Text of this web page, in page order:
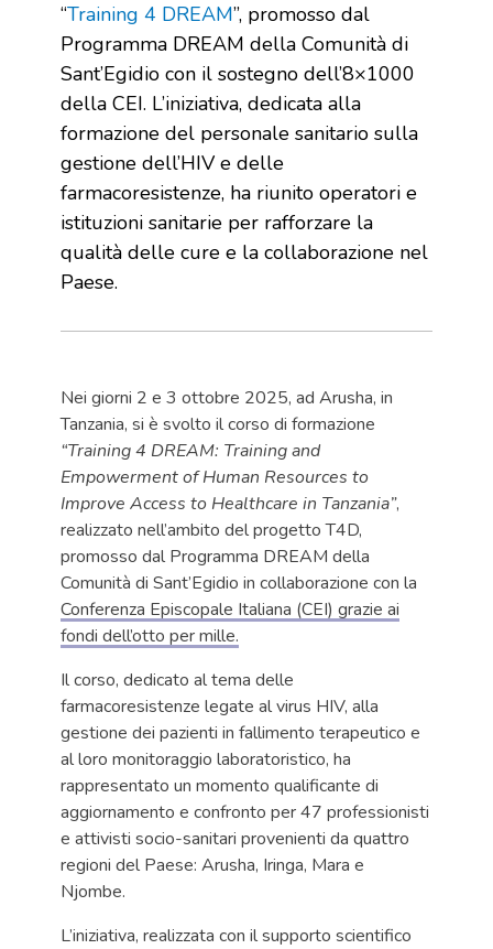
“Training 4 DREAM”, promosso dal
Programma DREAM della Comunità di
Sant’Egidio con il sostegno dell’8×1000
della CEI. L’iniziativa, dedicata alla
formazione del personale sanitario sulla
gestione dell’HIV e delle
farmacoresistenze, ha riunito operatori e
istituzioni sanitarie per rafforzare la
qualità delle cure e la collaborazione nel
Paese.
Nei giorni 2 e 3 ottobre 2025, ad Arusha, in
Tanzania, si è svolto il corso di formazione
“Training 4 DREAM: Training and
Empowerment of Human Resources to
Improve Access to Healthcare in Tanzania”,
realizzato nell’ambito del progetto T4D,
promosso dal Programma DREAM della
Comunità di Sant’Egidio in collaborazione con la
Conferenza Episcopale Italiana (CEI) grazie ai
fondi dell’otto per mille.
Il corso, dedicato al tema delle
farmacoresistenze legate al virus HIV, alla
gestione dei pazienti in fallimento terapeutico e
al loro monitoraggio laboratoristico, ha
rappresentato un momento qualificante di
aggiornamento e confronto per 47 professionisti
e attivisti socio-sanitari provenienti da quattro
regioni del Paese: Arusha, Iringa, Mara e
Njombe.
L’iniziativa, realizzata con il supporto scientifico